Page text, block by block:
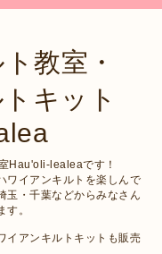
教室・
キット
Hau'oli-lealeaです！
ワイアンキルトを楽しんで
玉・千葉などからみなさん
。
イアンキルトキットも販売